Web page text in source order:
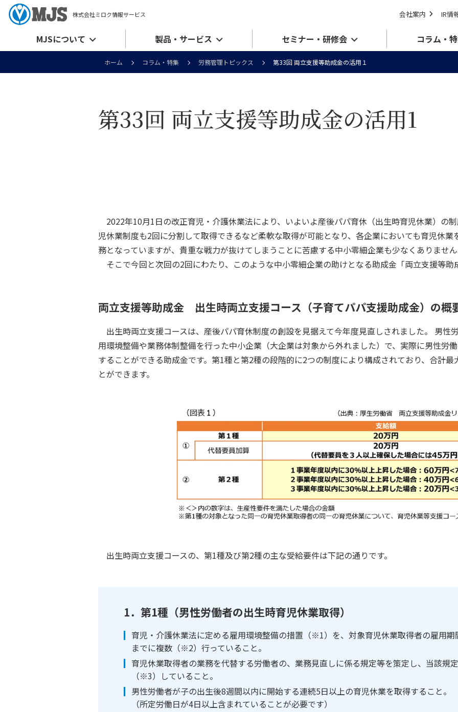
株式会社ミロク情報サービス 会社案内 IR情
MJSについて 製品・サービス セミナー・研修会 コラム・
ホーム コラム・特集 労務管理トピックス 第33回 両立支援等助成金の活用１
第33回 両立支援等助成金の活用1
2022年10月1日の改正育児・介護休業法により、いよいよ産後パパ育休（出生時育児休業）の
児休業制度も2回に分割して取得できるなど柔軟な取得が可能となり、各企業においても育児休
務となっていますが、貴重な戦力が抜けてしまうことに苦慮する中小零細企業も少なくありません
そこで今回と次回の2回にわたり、このような中小零細企業の助けとなる助成金「両立支援等
両立支援等助成金 出生時両立支援コース（子育てパパ支援助成金）の概
出生時両立支援コースは、産後パパ育休制度の創設を見据えて今年度見直しされました。 男性
用環境整備や業務体制整備を行った中小企業（大企業は対象から外れました）で、実際に男性労
することができる助成金です。第1種と第2種の段階的に2つの制度により構成されており、合計
とができます。
出生時両立支援コースの、第1種及び第2種の主な受給要件は下記の通りです。
1．第1種（男性労働者の出生時育児休業取得）
育児・介護休業法に定める雇用環境整備の措置（※1）を、対象育児休業取得者の雇用期
までに複数（※2）行っていること。
育児休業取得者の業務を代替する労働者の、業務見直しに係る規定等を策定し、当該規
（※3）していること。
男性労働者が子の出生後8週間以内に開始する連続5日以上の育児休業を取得すること。
（所定労働日が4日以上含まれていることが必要です）